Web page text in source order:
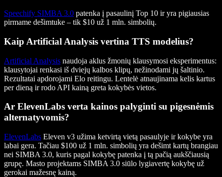
Speechify SIMBA 3.0 patenka į pasaulinį Top 10 ir yra pigiausias
pirmame dešimtuke – tik $10 už 1 mln. simbolių.
Kaip Artificial Analysis vertina TTS modelius?
Artificial Analysis naudoja aklus žmonių klausymosi eksperimentus:
klausytojai renkasi iš dviejų kalbos klipų, nežinodami jų šaltinio.
Rezultatai apdorojami Elo reitingu. Lentelė atnaujinama kelis kartus
per dieną ir rodo API kainą greta kokybės vietos.
Ar ElevenLabs verta kainos palyginti su pigesnėmis
alternatyvomis?
ElevenLabs Eleven v3 užima ketvirtą vietą pasaulyje ir kokybe yra
labai gera. Tačiau $100 už 1 mln. simbolių yra dešimt kartų brangiau
nei SIMBA 3.0, kuris pagal kokybę patenka į tą pačią aukščiausią
grupę. Masto projektams SIMBA 3.0 siūlo lygiavertę kokybę už
gerokai mažesnę kainą.